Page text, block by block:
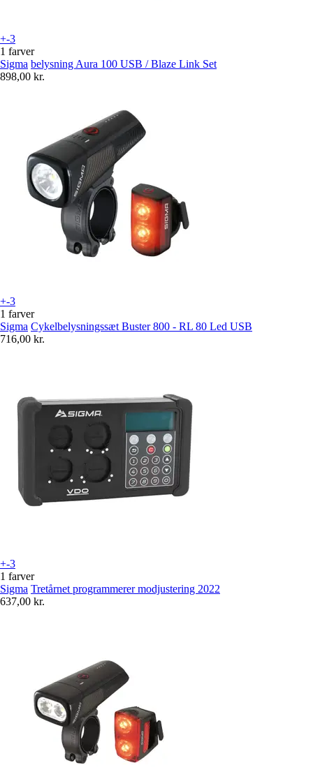
+-3
1 farver
Sigma belysning Aura 100 USB / Blaze Link Set
898,00 kr.
+-3
1 farver
Sigma Cykelbelysningssæt Buster 800 - RL 80 Led USB
716,00 kr.
+-3
1 farver
Sigma Tretårnet programmerer modjustering 2022
637,00 kr.